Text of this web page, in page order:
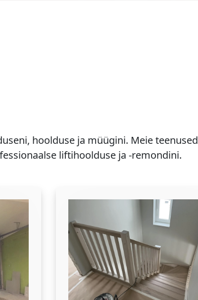
hoolduse ja müügini. Meie teenused
liftihoolduse ja -remondini.